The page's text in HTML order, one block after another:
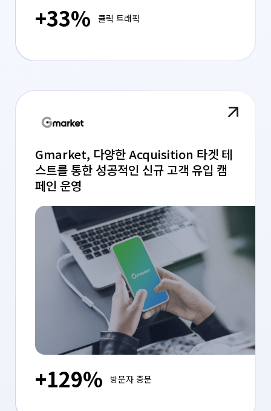
+33% 클릭 트래픽
Gmarket, 다양한 Acquisition 타겟 테
스트를 통한 성공적인 신규 고객 유입 캠
페인 운영
+129% 방문자 증분